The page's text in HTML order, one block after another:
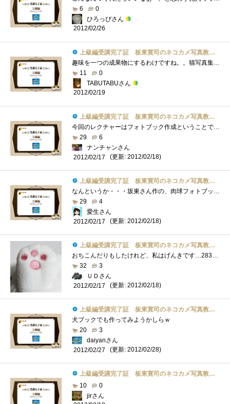
6
0
ひろっぴさん
2012/02/26
上級編受講完了証 板東寛司のネコカメ写真教室パート2
趣味を一つの成果物にするわけですね。。猫写真集。猫好きにはたまりません。
11
0
TABUTABUさん
2012/02/19
上級編受講完了証 板東寛司のネコカメ写真教室パート2
今回のレクチャーはフォトブック作成ということでためにはなったが､は長過ぎ(^^ゞ
29
6
ナンチャンさん
2012/02/17
(更新: 2012/02/18)
上級編受講完了証 板東寛司のネコカメ写真教室パート2
なんというか・・・坂東さん作の、肉球フォトブックが欲しい！
29
4
愛生さん
2012/02/17
(更新: 2012/02/18)
上級編受講完了証 板東寛司のネコカメ写真教室パート2
おちこんだりもしたけれど、私はげんきです…283個目。
32
3
ＵＤさん
2012/02/17
(更新: 2012/02/18)
上級編受講完了証 板東寛司のネコカメ写真教室パート2
犬ブックでも作ってみようかしらｗ
20
3
daiyanさん
2012/02/27
(更新: 2012/02/28)
上級編受講完了証 板東寛司のネコカメ写真教室パート2
10
0
jirさん